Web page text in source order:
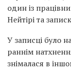
один із
Нейтірі та
У записці було
раннім
знімалася в